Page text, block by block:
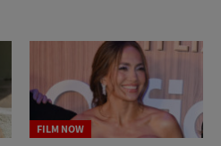
FILM NOW